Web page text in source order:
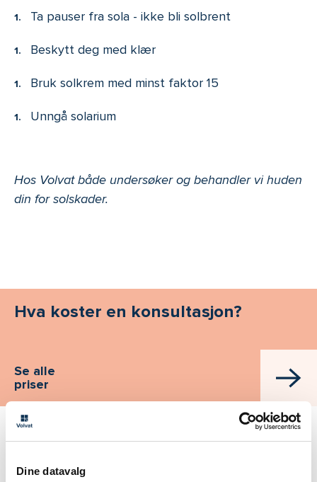
Dine datavalg
Ta pauser fra sola - ikke bli solbrent
Beskytt deg med klær
Bruk solkrem med minst faktor 15
Unngå solarium
Hos Volvat både undersøker og behandler vi huden
din for solskader.
Hva koster en konsultasjon?
Se alle
priser
tilbys på